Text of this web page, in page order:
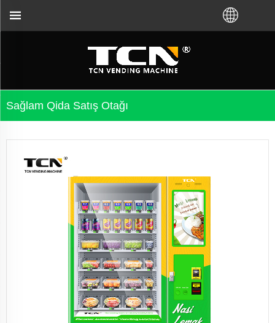
Sağlam Qida Satış Otağı
aradan qaldırılması üçün sizə dəstək